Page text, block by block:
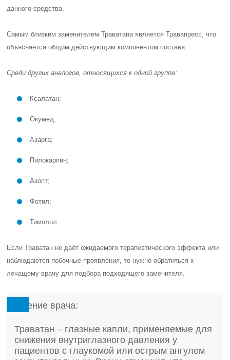
данного средства.
Самым близким заменителем Траватана являетсяТравапресс, что
объясняется общим действующим компонентом состава.
Среди других аналогов, относящихся к одной группе:
Ксалатан;
Окумед;
Азарга;
Пилокарпин;
Азопт;
Фотил;
Тимолол.
Если Траватан не даёт ожидаемого терапевтического эффекта или
наблюдаются побочные проявления, то нужно обратиться к
лечащему врачу для подбора подходящего заменителя.
Мнение врача:
Траватан – глазные капли, применяемые для
снижения внутриглазного давления у
пациентов с глаукомой или острым ангулем